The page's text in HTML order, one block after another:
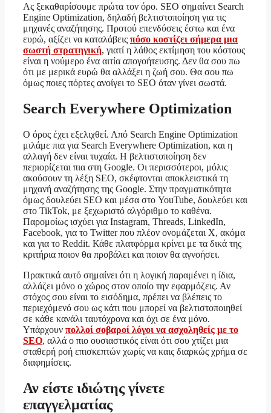
Ας ξεκαθαρίσουμε πρώτα τον όρο. SEO σημαίνει Search
Engine Optimization, δηλαδή βελτιστοποίηση για τις
μηχανές αναζήτησης. Προτού επενδύσεις έστω και ένα
ευρώ, αξίζει να καταλάβεις πόσο κοστίζει σήμερα μια
σωστή στρατηγική, γιατί η λάθος εκτίμηση του κόστους
είναι η νούμερο ένα αιτία απογοήτευσης. Δεν θα σου πω
ότι με μερικά ευρώ θα αλλάξει η ζωή σου. Θα σου πω
όμως ποιες πόρτες ανοίγει το SEO όταν γίνει σωστά.
Search Everywhere Optimization
Ο όρος έχει εξελιχθεί. Από Search Engine Optimization
μιλάμε πια για Search Everywhere Optimization, και η
αλλαγή δεν είναι τυχαία. Η βελτιστοποίηση δεν
περιορίζεται πια στη Google. Οι περισσότεροι, μόλις
ακούσουν τη λέξη SEO, σκέφτονται αποκλειστικά τη
μηχανή αναζήτησης της Google. Στην πραγματικότητα
όμως δουλεύει SEO και μέσα στο YouTube, δουλεύει και
στο TikTok, με ξεχωριστό αλγόριθμο το καθένα.
Παρομοίως ισχύει για Instagram, Threads, LinkedIn,
Facebook, για το Twitter που πλέον ονομάζεται X, ακόμα
και για το Reddit. Κάθε πλατφόρμα κρίνει με τα δικά της
κριτήρια ποιον θα προβάλει και ποιον θα αγνοήσει.
Πρακτικά αυτό σημαίνει ότι η λογική παραμένει η ίδια,
αλλάζει μόνο ο χώρος στον οποίο την εφαρμόζεις. Αν
στόχος σου είναι το εισόδημα, πρέπει να βλέπεις το
περιεχόμενό σου ως κάτι που μπορεί να βελτιστοποιηθεί
σε κάθε κανάλι ταυτόχρονα και όχι σε ένα μόνο.
Υπάρχουν πολλοί σοβαροί λόγοι να ασχοληθείς με το
SEO, αλλά ο πιο ουσιαστικός είναι ότι σου χτίζει μια
σταθερή ροή επισκεπτών χωρίς να καις διαρκώς χρήμα σε
διαφημίσεις.
Αν είστε ιδιώτης γίνετε
επαγγελματίας